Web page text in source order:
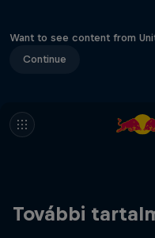
Want to see content from
Continue
További